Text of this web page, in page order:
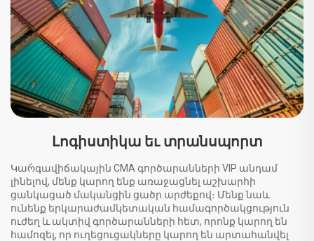
Լոգիստիկա եւ տրանսպորտ
Կաრգավիճակային CMA գործարանների VIP անդամ
լինելով, մենք կարող ենք առաջացնել աշխարհի
ցանկացած մականցին ցածր արժեքով։ Մենք նաև
ունենք երկարաժամկետական համագործակցություն
ուժեղ և ակտիվ գործարանների հետ, որոնք կարող են
համոզել, որ ուղեցուցակները կարող են արտահանվել